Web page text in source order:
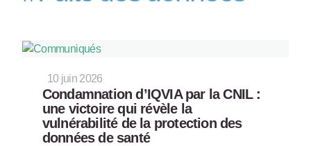
10 juin 2026
Condamnation d’IQVIA par la CNIL :
une victoire qui révèle la
vulnérabilité de la protection des
données de santé